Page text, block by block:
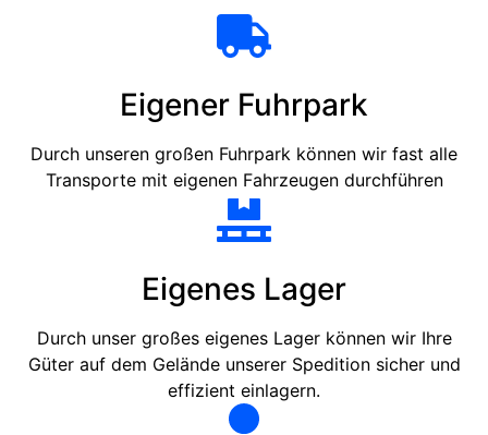
Eigener Fuhrpark
Durch unseren großen Fuhrpark können wir fast alle
Transporte mit eigenen Fahrzeugen durchführen
Eigenes Lager
Durch unser großes eigenes Lager können wir Ihre
Güter auf dem Gelände unserer Spedition sicher und
effizient einlagern.